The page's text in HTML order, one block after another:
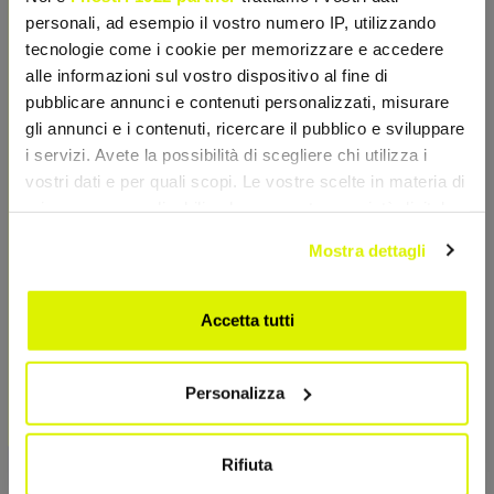
personali, ad esempio il vostro numero IP, utilizzando
tecnologie come i cookie per memorizzare e accedere
alle informazioni sul vostro dispositivo al fine di
pubblicare annunci e contenuti personalizzati, misurare
gli annunci e i contenuti, ricercare il pubblico e sviluppare
i servizi. Avete la possibilità di scegliere chi utilizza i
vostri dati e per quali scopi. Le vostre scelte in materia di
modificare o revocare il proprio consenso in qualsiasi
momento dalla Dichiarazione sui cookie o facendo clic
sull'icona di attivazione della privacy.
Con il tuo consenso, vorremmo anche:
raccogliere informazioni sulla tua posizione
geografica, con un'approssimazione di qualche
Identificare il tuo dispositivo, scansionandolo
Mostra dettagli
Accetta tutti
Personalizza
Rifiuta
un complesso completo e
bilanciato...
€ 8,07
sconti esclusivi
Aggiungi al Carrello
riduce fatica, migliora le
funzioni...
€ 1,39
sconti esclusivi
Aggiungi al Carrello
- 20%